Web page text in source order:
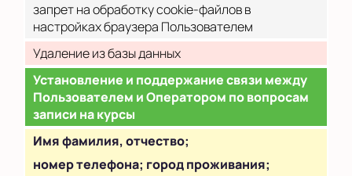
запрет на обработку cookie-файлов в
настройках браузера Пользователем
Удаление из базы данных
Установление и поддержание связи между
Пользователем и Оператором по вопросам
записи на курсы
Имя фамилия, отчество;
номер телефона; город проживания;